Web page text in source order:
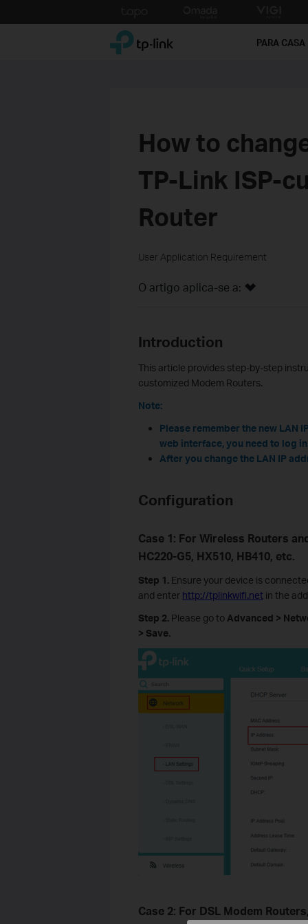
to
TP-Link, Reliably Smart PARA CASA
How to
TP-Link ISP-
Router
User Application Requirement
O artigo aplica-se a:
Introduction
This article provides step-by-step
customized Modem Routers.
Note:
Please remember the new LAN
web interface, you need to log
After you change the LAN IP
Configuration
Case 1: For Wireless Routers
HC220-G5, HX510, HB410, etc.
Step 1. Ensure your device is
and enter http://tplinkwifi.netin the
Step 2. Please go toAdvanced >
> Save.
Case 2: For DSL Modem